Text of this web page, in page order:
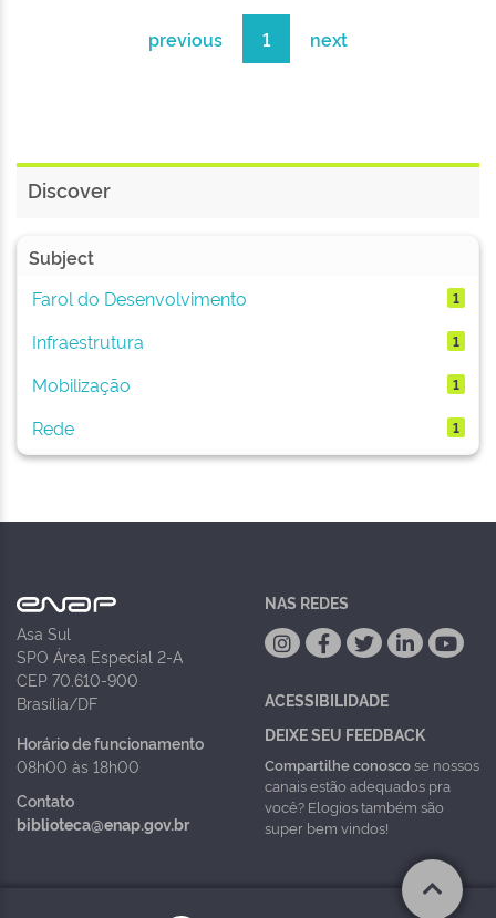
previous 1 next
Discover
Subject
Farol do Desenvolvimento
1
Infraestrutura 1
Mobilização 1
Rede 1
Asa Sul
SPO Área Especial 2-A
CEP 70.610-900
Brasília/DF
Horário de funcionamento
08h00 às 18h00
Contato
biblioteca@enap.gov.br
NAS REDES
ACESSIBILIDADE
DEIXE SEU FEEDBACK
Compartilhe conoscose nossos
canais estão adequados pra
você? Elogios também são
super bem vindos!